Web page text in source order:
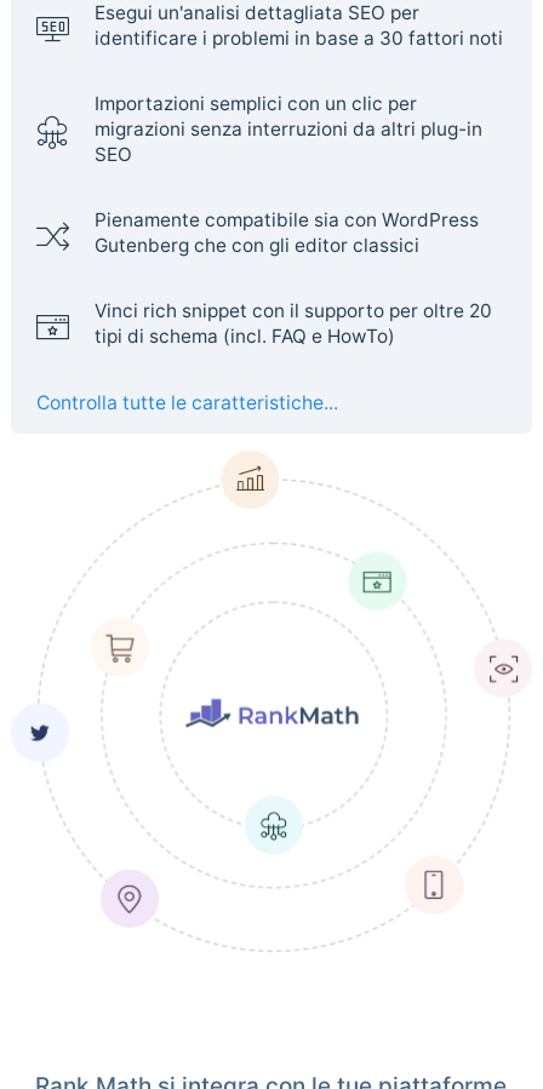
Esegui un'analisi dettagliata SEO per
identificare i problemi in base a 30 fattori noti
Importazioni semplici con un clic per
migrazioni senza interruzioni da altri plug-in
SEO
Pienamente compatibile sia con WordPress
Gutenberg che con gli editor classici
Vinci rich snippet con il supporto per oltre 20
tipi di schema (incl. FAQ e HowTo)
Controlla tutte le caratteristiche...